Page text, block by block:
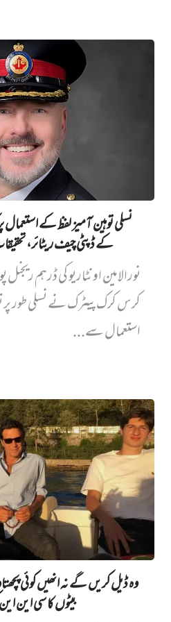
نسلی توہین آمیز لفظ کے استعمال
کے ڈپٹی چیف ریٹائر،
نورالامین اونٹاریو کی ڈرہم
کرس کرک پیٹرک نے نسلی طور پر
استعمال سے...
وہ ڈیل کریں گے نہ انھیں کوئی
بیٹوں کا سی این